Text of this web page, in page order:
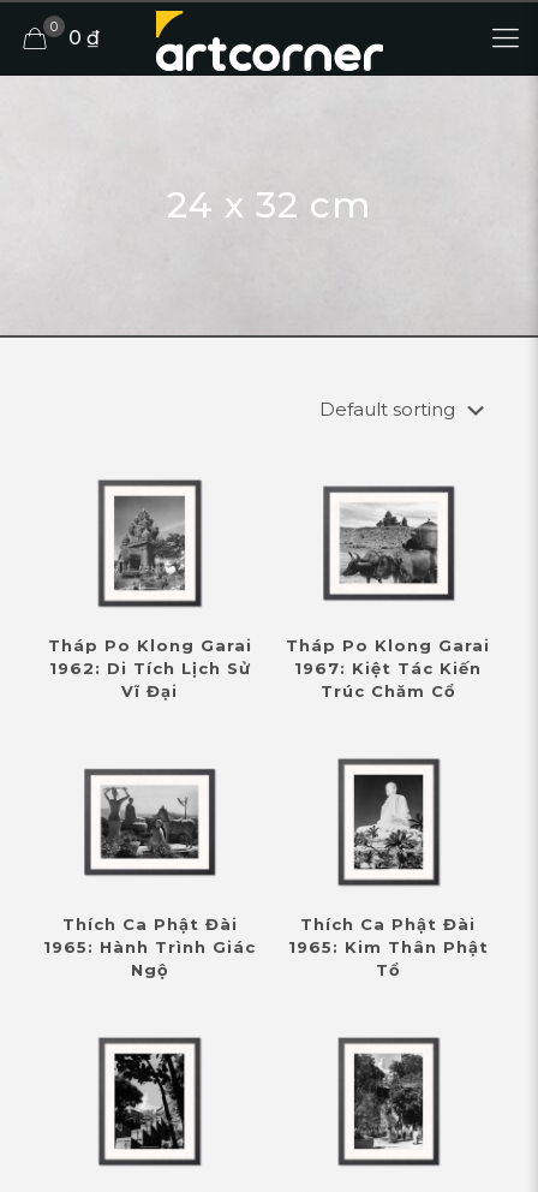
0 0 ₫
24 x 32 cm
Tháp Po Klong Garai
1962: Di Tích Lịch Sử
Vĩ Đại
Tháp Po Klong Garai
1967: Kiệt Tác Kiến
Trúc Chăm Cổ
Thích Ca Phật Đài
1965: Hành Trình Giác
Ngộ
Thích Ca Phật Đài
1965: Kim Thân Phật
Tổ